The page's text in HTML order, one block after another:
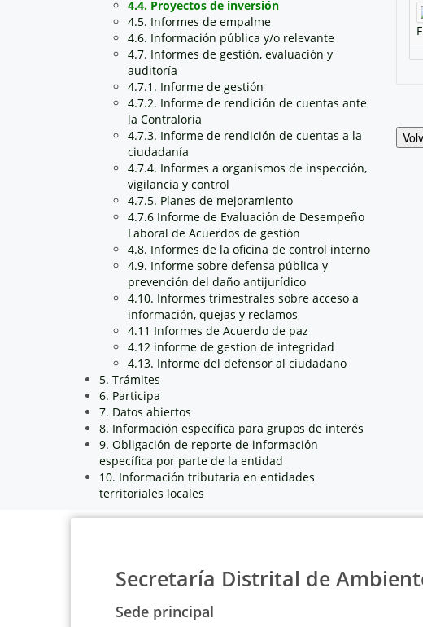
4.4. Proyectos de inversión
4.5. Informes de empalme
4.6. Información pública y/o relevante
4.7. Informes de gestión, evaluación y
auditoría
4.7.1. Informe de gestión
4.7.2. Informe de rendición de cuentas ante
la Contraloría
4.7.3. Informe de rendición de cuentas a la
ciudadanía
4.7.4. Informes a organismos de inspección,
vigilancia y control
4.7.5. Planes de mejoramiento
4.7.6 Informe de Evaluación de Desempeño
Laboral de Acuerdos de gestión
4.8. Informes de la oficina de control interno
4.9. Informe sobre defensa pública y
prevención del daño antijurídico
4.10. Informes trimestrales sobre acceso a
información, quejas y reclamos
4.11 Informes de Acuerdo de paz
4.12 informe de gestion de integridad
4.13. Informe del defensor al ciudadano
5. Trámites
6. Participa
7. Datos abiertos
8. Información específica para grupos de interés
9. Obligación de reporte de información
específica por parte de la entidad
10. Información tributaria en entidades
territoriales locales
Secretaría Distrital de
Sede principal